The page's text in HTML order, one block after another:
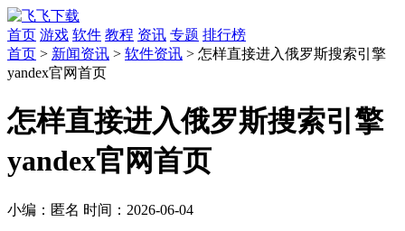
首页 游戏 软件 教程 资讯 专题 排行榜
首页 > 新闻资讯 > 软件资讯 > 怎样直接进入俄罗斯搜索引擎
yandex官网首页
怎样直接进入俄罗斯搜索引擎
yandex官网首页
小编： 匿名 时间： 2026-06-04